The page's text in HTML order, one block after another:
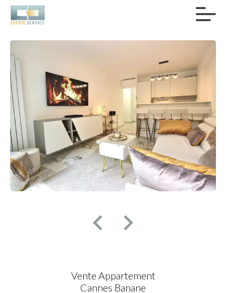
Vente Appartement
Cannes Banane